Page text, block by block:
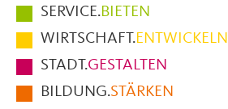
Hauptmenüpunkte
im
Fußbereich
der
Seite
SERVICE.BIETEN
WIRTSCHAFT.ENTWICKELN
STADT.GESTALTEN
BILDUNG.STÄRKEN